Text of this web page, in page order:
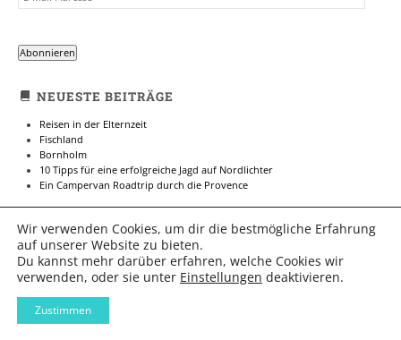
MAIL-
Abonnieren
NEUESTE BEITRÄGE
Reisen in der Elternzeit
Fischland
Bornholm
10 Tipps für eine erfolgreiche Jagd auf Nordlichter
Ein Campervan Roadtrip durch die Provence
SEARCH
FOR...

SOCIAL
Profil
Wir verwenden Cookies, um dir die bestmögliche Erfahrung
auf unserer Website zu bieten.
Du kannst mehr darüber erfahren, welche Cookies wir
verwenden, oder sie unter Einstellungen deaktivieren.
Zustimmen